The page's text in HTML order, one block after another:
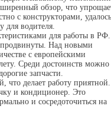
обзор, что
с конструкторами, удалось
для водителя.
для работы в РФ.
продвинуты. Над новыми
с европейскими
Среди достоинств можно
запчасти.
что делает работу приятной.
и кондиционер. Это
и сосредоточиться на